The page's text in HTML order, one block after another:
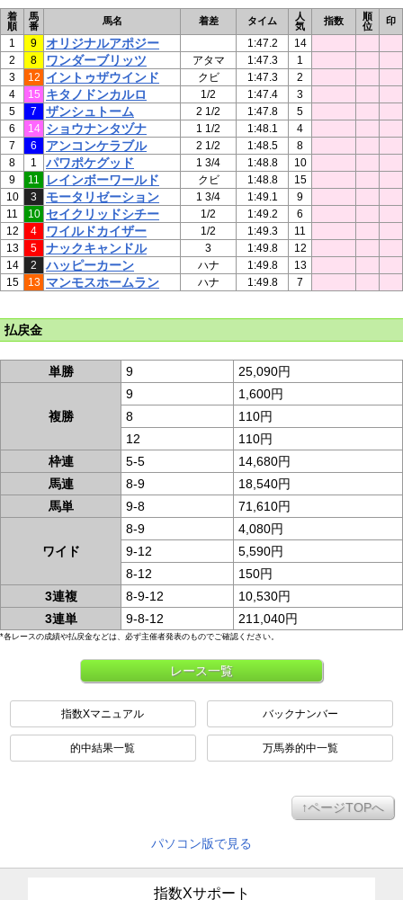
着
順
馬
番
馬名 着差 タイム
人
気
指数
順
位
印
1 9 オリジナルアポジー 1:47.2
14
2
8 ワンダーブリッツ アタマ 1:47.3
1
3
12 イントゥザウインド クビ 1:47.3
2
4
15 キタノドンカルロ 1/2 1:47.4
3
5
7 ザンシュトーム 2 1/2 1:47.8
5
6
14 ショウナンタヅナ 1 1/2 1:48.1
4
7
6 アンコンケラブル 2 1/2 1:48.5
8
8
1 パワポケグッド 1 3/4 1:48.8
10
9
11 レインボーワールド クビ 1:48.8
15
10
3 モータリゼーション 1 3/4 1:49.1
9
11
10 セイクリッドシチー 1/2 1:49.2
6
12
4 ワイルドカイザー 1/2 1:49.3
11
13
5 ナックキャンドル 3 1:49.8
12
14
2 ハッピーカーン ハナ 1:49.8
13
15
13 マンモスホームラン ハナ 1:49.8 7
払戻金
単勝 9 25,090円
複勝
9
1,600円
8
110円
12
110円
枠連
5-5
14,680円
馬連
8-9
18,540円
馬単
9-8 71,610円
ワイド
8-9
4,080円
9-12
5,590円
8-12
150円
3連複
8-9-12
10,530円
3連単
9-8-12 211,040円
*各レースの成績や払戻金などは、必ず主催者発表のものでご確認ください。
レース一覧
指数Xマニュアル バックナンバー
的中結果一覧 万馬券的中一覧
↑ページTOPへ
パソコン版で見る
指数Xサポート